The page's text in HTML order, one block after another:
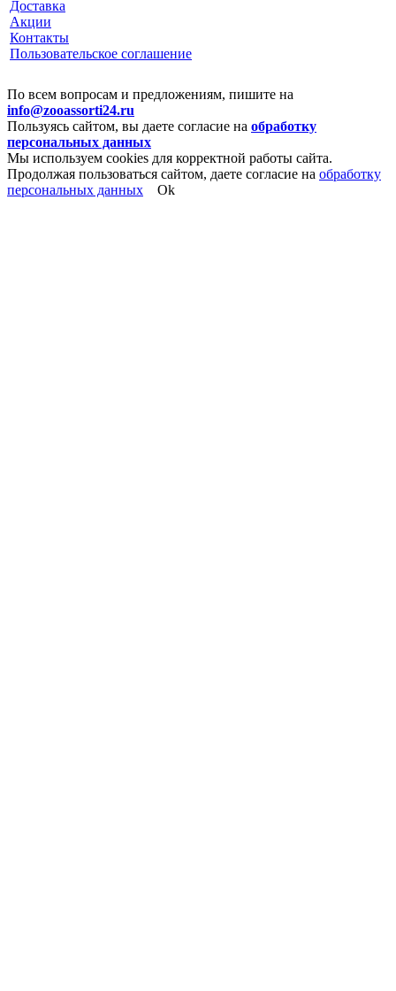
Доставка
Акции
Контакты
Пользовательское соглашение
По всем вопросам и предложениям, пишите на
info@zooassorti24.ru
Пользуясь сайтом, вы даете согласие на обработку
персональных данных
Мы используем cookies для корректной работы сайта.
Продолжая пользоваться сайтом, даете согласие на обработку
персональных данных
Ok